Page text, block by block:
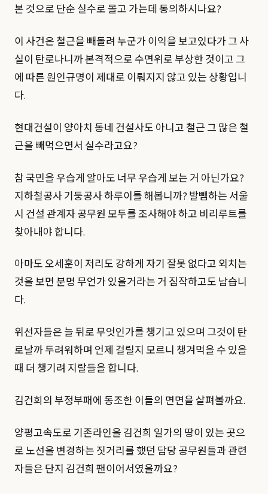
본 것으로 단순 실수로 몰고 가는데 동의하시나요?
이 사건은 철근을 빼돌려 누군가 이익을 보고있다가 그 사
실이 탄로나니까 본격적으로 수면위로 부상한 것이고 그
에 따른 원인규명이 제대로 이뤄지지 않고 있는 상황입니
다.
현대건설이 양아치 동네 건설사도 아니고 철근 그 많은 철
근을 빼먹으면서 실수라고요?
참 국민을 우습게 알아도 너무 우습게 보는 거 아닌가요?
지하철공사 기둥공사 하루이틀 해봅니까? 발뺌하는 서울
시 건설 관계자 공무원 모두를 조사해야 하고 비리루트를
찾아내야 합니다.
아마도 오세훈이 저리도 강하게 자기 잘못 없다고 외치는
것을 보면 분명 무언가 있을거라는 거 짐작하고도 남습니
다.
위선자들은 늘 뒤로 무엇인가를 챙기고 있으며 그것이 탄
로날까 두려워하며 언제 걸릴지 모르니 챙겨먹을 수 있을
때 더 챙기려 지랄들을 합니다.
김건희의 부정부패에 동조한 이들의 면면을 살펴볼까요.
양평고속도로 기존라인을 김건희 일가의 땅이 있는 곳으
로 노선을 변경하는 짓거리를 했던 담당 공무원들과 관련
자들은 단지 김건희 팬이어서였을까요?